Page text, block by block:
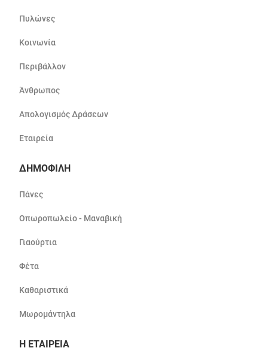
Πυλώνες
Κοινωνία
Περιβάλλον
Άνθρωπος
Απολογισμός Δράσεων
Εταιρεία
ΔΗΜΟΦΙΛΗ
Πάνες
Οπωροπωλείο - Μαναβική
Γιαούρτια
Φέτα
Καθαριστικά
Μωρομάντηλα
Η ΕΤΑΙΡΕΙΑ